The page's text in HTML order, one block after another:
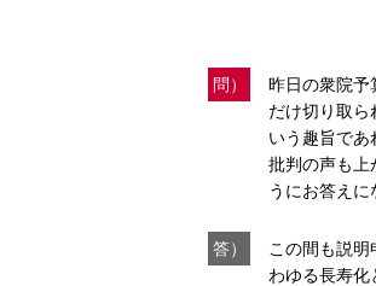
問）
昨日の衆院予
だけ切り取ら
いう趣旨で
批判の声も上
うにお答えに
答）
この間も説
わゆる長寿